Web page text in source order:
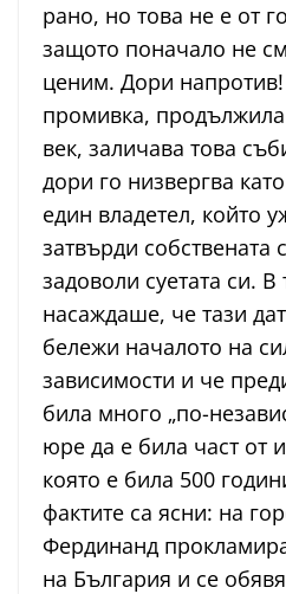
рано, но това не е от
защото поначало не
ценим. Дори
промивка,
век, заличава това
дори го низвергва
един владетел, който
затвърди собствената
задоволи суетата си.
насаждаше, че тази
бележи началото на
зависимости и че
била много „по-
юре да е била част от
която е била 500
фактите са ясни: на
Фердинанд
на България и се